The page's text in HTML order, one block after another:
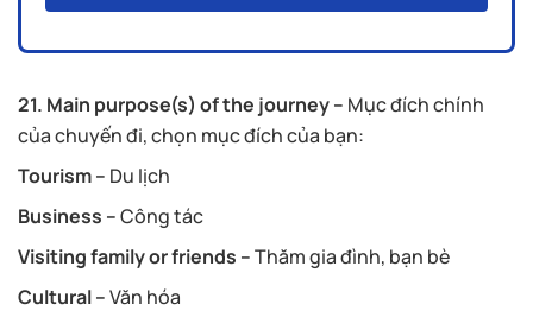
21. Main purpose(s) of the journey – Mục đích chính
của chuyến đi, chọn mục đích của bạn:
Tourism – Du lịch
Business –Công tác
Visiting family or friends –Thăm gia đình, bạn bè
Cultural –Văn hóa